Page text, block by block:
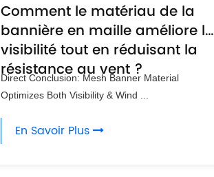
Comment le matériau de la
bannière en maille améliore la
visibilité tout en réduisant la
résistance au vent ?
Direct Conclusion: Mesh Banner Material
Optimizes Both Visibility & Wind ...
En Savoir Plus